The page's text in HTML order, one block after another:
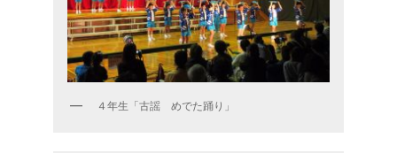
４年生「古謡 めでた踊り」